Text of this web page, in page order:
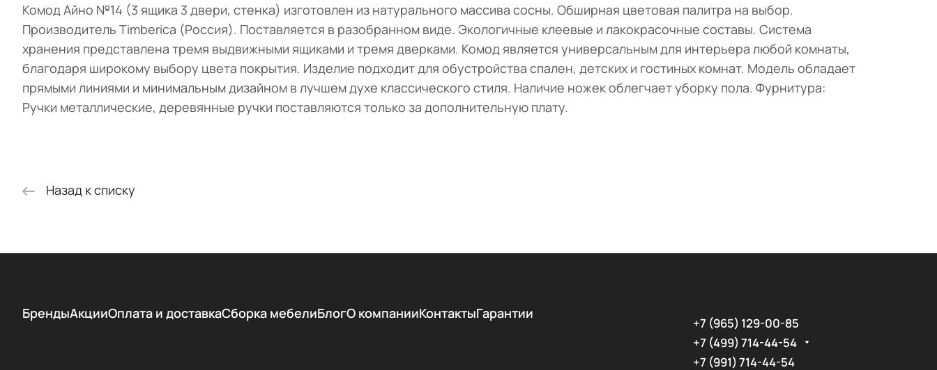
Комод Айно №14 (3 ящика 3 двери, стенка) изготовлен из натурального массива сосны. Обширная цветовая палитра на выбор.
Производитель Timberica (Россия). Поставляется в разобранном виде. Экологичные клеевые и лакокрасочные составы. Система
хранения представлена тремя выдвижными ящиками и тремя дверками. Комод является универсальным для интерьера любой комнаты,
благодаря широкому выбору цвета покрытия. Изделие подходит для обустройства спален, детских и гостиных комнат. Модель обладает
прямыми линиями и минимальным дизайном в лучшем духе классического стиля. Наличие ножек облегчает уборку пола. Фурнитура:
Ручки металлические, деревянные ручки поставляются только за дополнительную плату.
Назад к списку
БрендыАкцииОплата и доставкаСборка мебелиБлогО компанииКонтактыГарантии
+7 (965) 129-00-85
+7 (499) 714-44-54
+7 (991) 714-44-54